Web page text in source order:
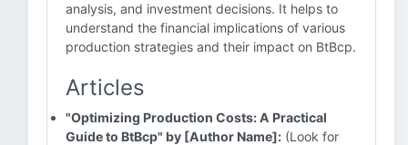
analysis, and investment decisions. It helps to
understand the financial implications of various
production strategies and their impact on BtBcp.
Articles
"Optimizing Production Costs: A Practical
Guide to BtBcp" by [Author Name]: (Look for